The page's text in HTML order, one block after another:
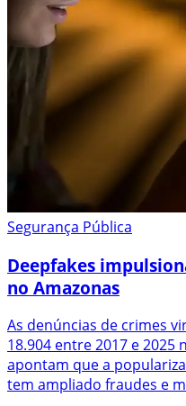
Segurança Pública
Deepfakes
no Amazonas
As denúncias de crimes
18.904 entre 2017 e 2025
apontam que a
tem ampliado fraudes e